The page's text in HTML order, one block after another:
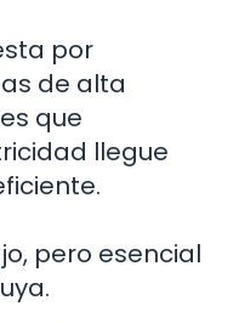
por
de alta
que
llegue
pero esencial